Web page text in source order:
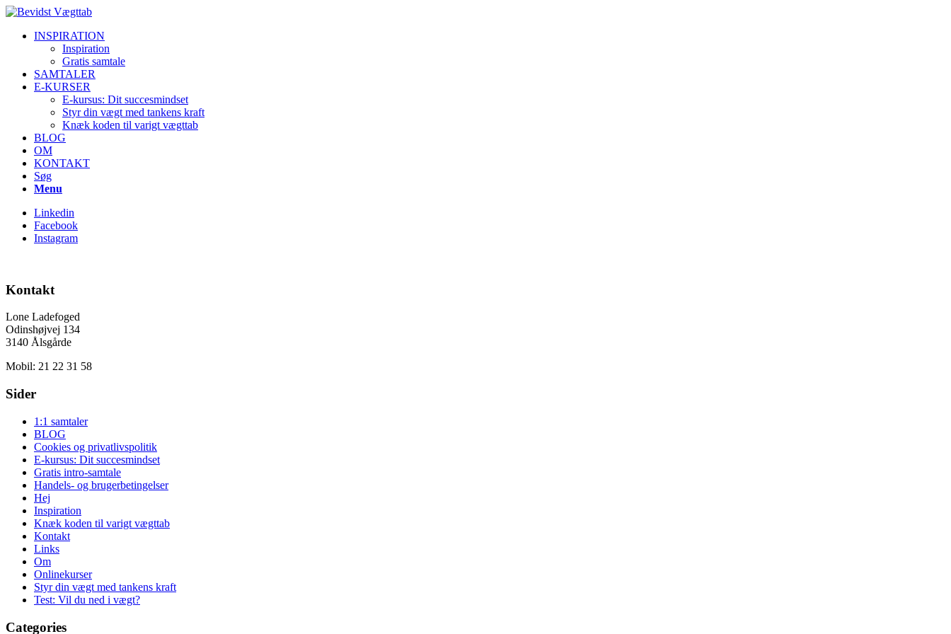
INSPIRATION
Inspiration
Gratis samtale
SAMTALER
E-KURSER
E-kursus: Dit succesmindset
Styr din vægt med tankens kraft
Knæk koden til varigt vægttab
BLOG
OM
KONTAKT
Søg
Menu
Linkedin
Facebook
Instagram
Kontakt
Lone Ladefoged
Odinshøjvej 134
3140 Ålsgårde
Mobil: 21 22 31 58
Sider
1:1 samtaler
BLOG
Cookies og privatlivspolitik
E-kursus: Dit succesmindset
Gratis intro-samtale
Handels- og brugerbetingelser
Hej
Inspiration
Knæk koden til varigt vægttab
Kontakt
Links
Om
Onlinekurser
Styr din vægt med tankens kraft
Test: Vil du ned i vægt?
Categories